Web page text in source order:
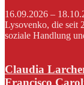
16.09.2026 –
Lysovenko, die seit
soziale Handlung
Claudia
Francisco